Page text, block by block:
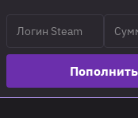
Пополнить